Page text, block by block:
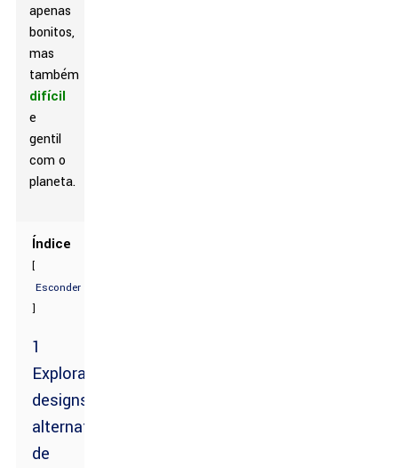
apenas
bonitos,
mas
também
difícil
e
gentil
com o
planeta.
Índice
[
Esconder
]
1
Explorando
designs
alternativos
de